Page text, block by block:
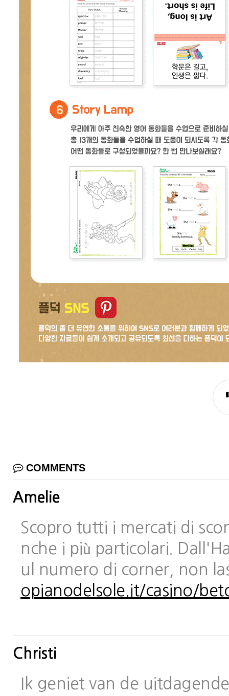
COMMENTS
Amelie
Scopro tutti i mercati di
nche i più particolari.
ul numero di corner, non
opianodelsole.it/casino/
Christi
Ik geniet van de